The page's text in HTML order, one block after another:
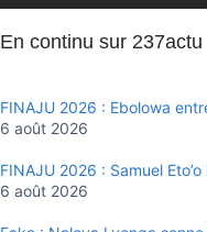
En continu sur 237actu
FINAJU 2026 : Ebolowa
6 août 2026
FINAJU 2026 : Samuel
6 août 2026